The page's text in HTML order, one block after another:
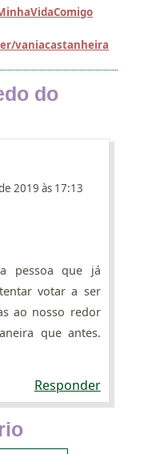
vaniacastanheira
do
2019 às 17:13
pessoa que já
votar a ser
ao nosso redor
que antes.
Responder